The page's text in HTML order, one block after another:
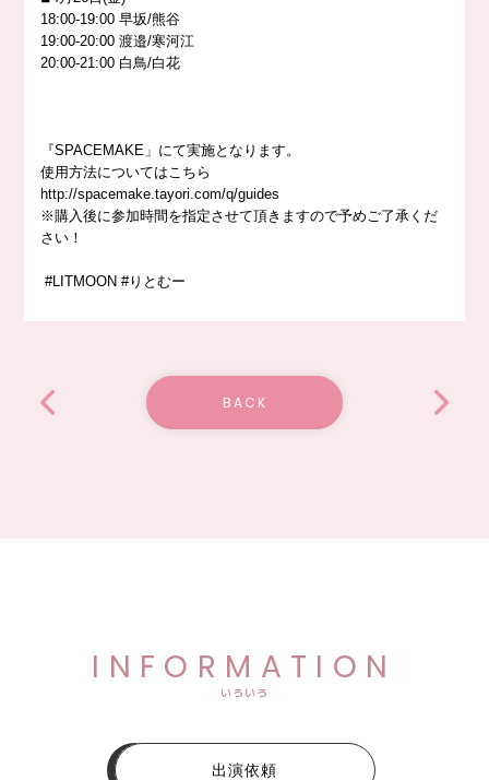
18:00-19:00 早坂/熊谷
19:00-20:00 渡邉/寒河江
20:00-21:00 白鳥/白花
『SPACEMAKE」にて実施となります。
使用方法についてはこちら
http://spacemake.tayori.com/q/guides
※購入後に参加時間を指定させて頂きますので予めご了承くだ
さい！
#LITMOON #りとむー
BACK
INFORMATION
いろいろ
出演依頼